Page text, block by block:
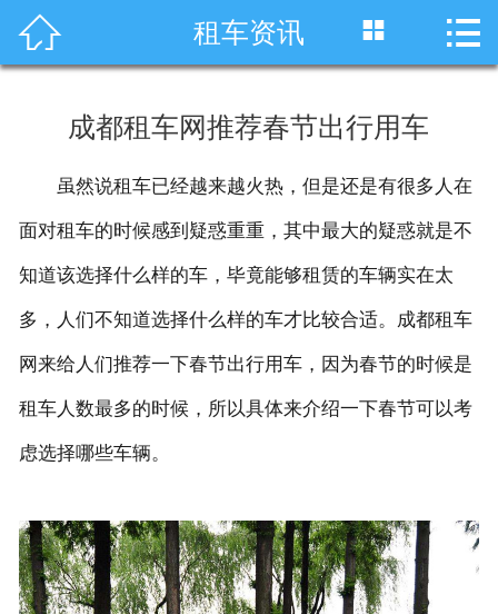
 首页
川藏线租车
服务项目
租车资讯
租车价格
联系我们
 租车资讯  
成都租车网推荐春节出行用车
虽然说租车已经越来越火热，但是还是有很多人在
面对租车的时候感到疑惑重重，其中最大的疑惑就是不
知道该选择什么样的车，毕竟能够租赁的车辆实在太
多，人们不知道选择什么样的车才比较合适。成都租车
网来给人们推荐一下春节出行用车，因为春节的时候是
租车人数最多的时候，所以具体来介绍一下春节可以考
虑选择哪些车辆。